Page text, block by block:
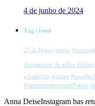
4 de junho de 2024
Tag cloud
25 de Março amicis
alongamento de unhas #metoo
achadinhos Ajustes #assedio
#juntassomosmaisfortes
Anna DeiseInstagram has